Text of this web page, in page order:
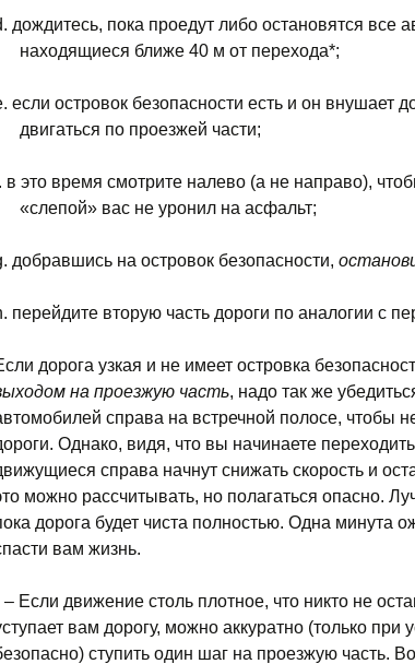
дождитесь, пока проедут либо остановятся все
находящиеся ближе 40 м от перехода*;
если островок безопасности есть и он внушает
двигаться по проезжей части;
в это время смотрите налево (а не направо),
«слепой» вас не уронил на асфальт;
добравшись на островок безопасности,
перейдите вторую часть дороги по аналогии с
дорога узкая и не имеет островка
на проезжую часть, надо так же
справа на встречной полосе, чтобы
Однако, видя, что вы начинаете
справа начнут снижать скорость и
можно рассчитывать, но полагаться опасно.
дорога будет чиста полностью. Одна минута
вам жизнь.
– Если движение столь плотное, что никто не
вам дорогу, можно аккуратно (только при
ступить один шаг на проезжую часть.